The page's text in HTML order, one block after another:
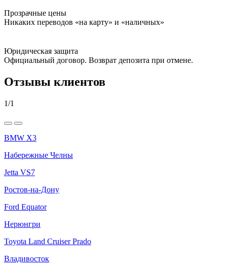
Прозрачные цены
Никаких переводов «на карту» и «наличных»
Юридическая защита
Официальный договор. Возврат депозита при отмене.
Отзывы клиентов
1/1
BMW X3
Набережные Челны
Jetta VS7
Ростов-на-Дону
Ford Equator
Нерюнгри
Toyota Land Cruiser Prado
Владивосток